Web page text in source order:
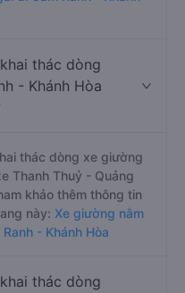
thác dòng
- Khánh Hòa
thác dòng xe giường
Thanh Thuỷ - Quảng
khảo thêm thông tin
này: Xe giường nằm
- Khánh Hòa
thác dòng